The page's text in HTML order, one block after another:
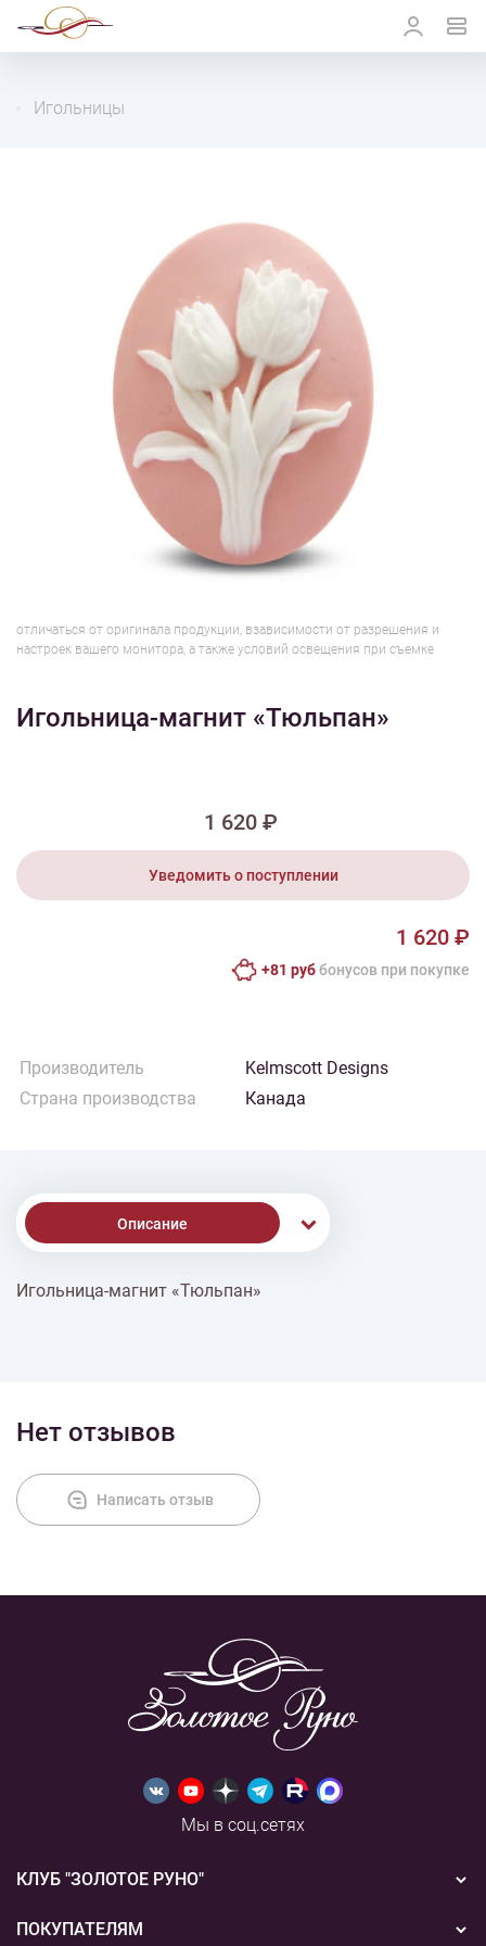
Игольницы
1/2
отличаться от оригинала продукции, взависимости от разрешения и
настроек вашего монитора, а также условий освещения при съемке
Игольница-магнит «Тюльпан»
1 620 ₽
Уведомить о поступлении
1 620 ₽
+81 руббонусов при покупке
Производитель
Kelmscott Designs
Страна производства
Канада
Описание
% Скидки
Игольница-магнит «Тюльпан»
Нет отзывов
Написать отзыв
Мы в соц.сетях
КЛУБ "ЗОЛОТОЕ РУНО"
Новости
ПОКУПАТЕЛЯМ